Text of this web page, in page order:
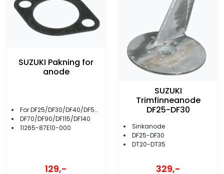
SUZUKI Pakning for
anode
For DF25/DF30/DF40/DF50/DF60
DF70/DF90/DF115/DF140
11265-87E10-000
129,-
SUZUKI
Trimfinneanode
DF25-DF30
Sinkanode
DF25-DF30
DT20-DT35
329,-